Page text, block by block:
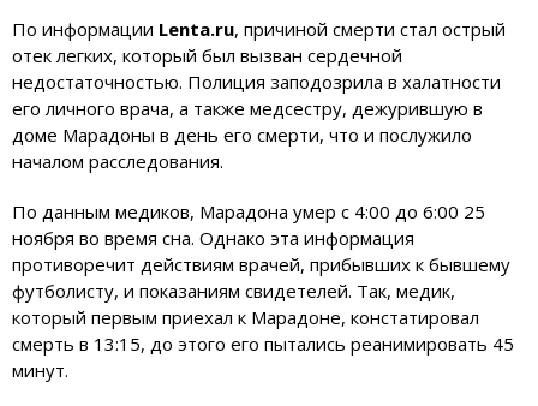
По информации Lenta.ru, причиной смерти стал острый
отек легких, который был вызван сердечной
недостаточностью. Полиция заподозрила в халатности
его личного врача, а также медсестру, дежурившую в
доме Марадоны в день его смерти, что и послужило
началом расследования.
По данным медиков, Марадона умер с 4:00 до 6:00 25
ноября во время сна. Однако эта информация
противоречит действиям врачей, прибывших к бывшему
футболисту, и показаниям свидетелей. Так, медик,
который первым приехал к Марадоне, констатировал
смерть в 13:15, до этого его пытались реанимировать 45
минут.